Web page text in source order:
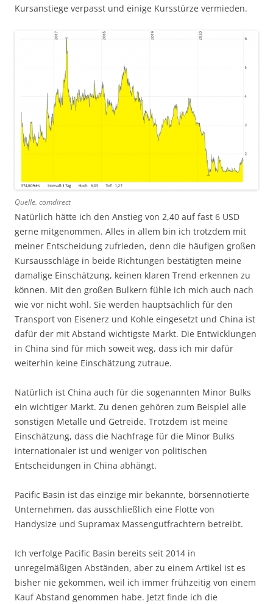
Kursanstiege verpasst und einige Kursstürze vermieden.
Quelle. comdirect
Natürlich hätte ich den Anstieg von 2,40 auf fast 6 USD
gerne mitgenommen. Alles in allem bin ich trotzdem mit
meiner Entscheidung zufrieden, denn die häufigen großen
Kursausschläge in beide Richtungen bestätigten meine
damalige Einschätzung, keinen klaren Trend erkennen zu
können. Mit den großen Bulkern fühle ich mich auch nach
wie vor nicht wohl. Sie werden hauptsächlich für den
Transport von Eisenerz und Kohle eingesetzt und China ist
dafür der mit Abstand wichtigste Markt. Die Entwicklungen
in China sind für mich soweit weg, dass ich mir dafür
weiterhin keine Einschätzung zutraue.
Natürlich ist China auch für die sogenannten Minor Bulks
ein wichtiger Markt. Zu denen gehören zum Beispiel alle
sonstigen Metalle und Getreide. Trotzdem ist meine
Einschätzung, dass die Nachfrage für die Minor Bulks
internationaler ist und weniger von politischen
Entscheidungen in China abhängt.
Pacific Basin ist das einzige mir bekannte, börsennotierte
Unternehmen, das ausschließlich eine Flotte von
Handysize und Supramax Massengutfrachtern betreibt.
Ich verfolge Pacific Basin bereits seit 2014 in
unregelmäßigen Abständen, aber zu einem Artikel ist es
bisher nie gekommen, weil ich immer frühzeitig von einem
Kauf Abstand genommen habe. Jetzt finde ich die